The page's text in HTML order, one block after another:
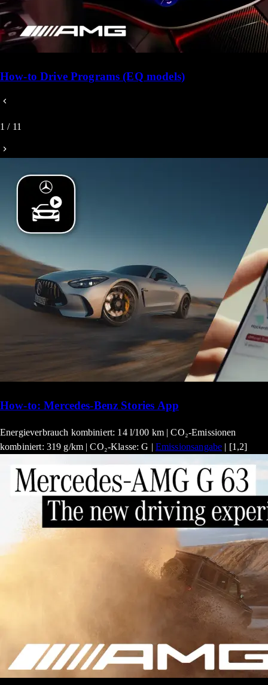
How-to Drive Programs (EQ models)
1 / 11
How-to: Mercedes-Benz Stories App
Energieverbrauch kombiniert: 14 l/100 km | CO₂-Emissionen
kombiniert: 319 g/km | CO₂-Klasse: G | Emissionsangabe | [1,2]